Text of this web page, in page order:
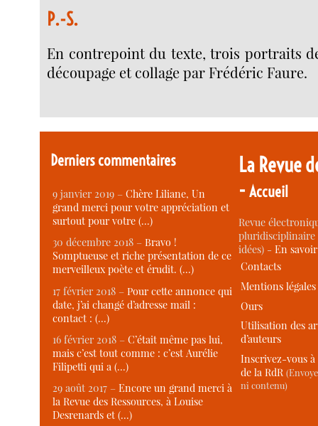
P.-S.
En contrepoint du texte, trois portraits
découpage et collage par Frédéric Faure.
Derniers commentaires
9 janvier 2019 –Chère Liliane, Un
grand merci pour votre appréciation et
surtout pour votre (…)
30 décembre 2018 –Bravo !
Somptueuse et riche présentation de ce
merveilleux poète et érudit. (…)
17 février 2018 –Pour cette annonce qui
date, j’ai changé d’adresse mail :
contact : (…)
16 février 2018 –C’était même pas lui,
mais c’est tout comme : c’est Aurélie
Filipetti qui a (…)
29 août 2017 –Encore un grand merci à
la Revue des Ressources, à Louise
Desrenards et (…)
La Revue
-Accueil
Revue
idées) -En
Contacts
Mentions légales
Ours
Utilisation des
d’auteurs
Inscrivez-vous
de la RdR
ni contenu)